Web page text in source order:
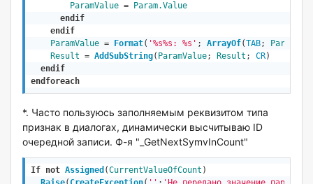
ParamValue =
Param.Value
endif
endif
ParamValue = Format( '%s%s: %s' ; ArrayOf(TAB;
Result = AddSubString( ParamValue; Result ; CR)
endif
endforeach
*. Часто пользуюсь заполняемым реквизитом типа
признак в диалогах, динамически высчитываю ID
очередной записи. Ф-я "_GetNextSymvInCount"
If not Assigned (CurrentValueOfCount )